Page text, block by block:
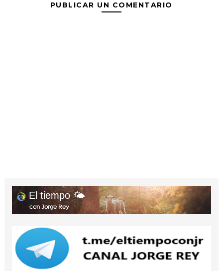
PUBLICAR UN COMENTARIO
El tiempo 🌤️
con Jorge Rey